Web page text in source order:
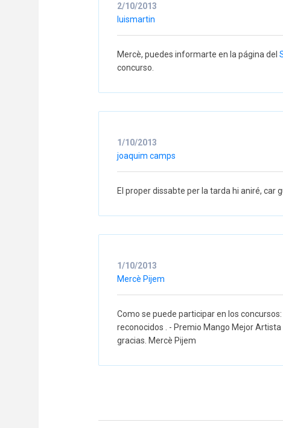
2/10/2013
luismartin
Mercè, puedes informarte en la página del
concurso.
1/10/2013
joaquim camps
El proper dissabte per la tarda hi aniré, car
1/10/2013
Mercè Pijem
Como se puede participar en los
reconocidos . - Premio Mango Mejor
gracias. Mercè Pijem